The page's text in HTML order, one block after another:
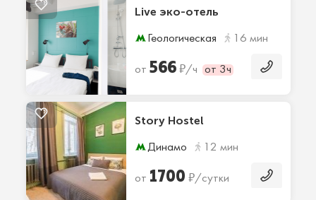
Live эко-отель
Геологическая 16 мин
от 566₽/ч от 3ч
Story Hostel
Динамо 12 мин
от 1700 ₽/сутки